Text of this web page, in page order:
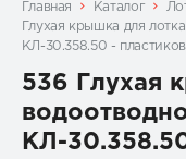
Главная Каталог
Глухая крышка для
КЛ-30.358.50 -
536 Глухая
КЛ-